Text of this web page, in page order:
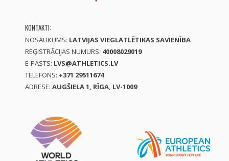
KONTAKTI:
NOSAUKUMS: LATVIJAS VIEGLATLĒTIKAS SAVIENĪBA
REĢISTRĀCIJAS NUMURS: 40008029019
E-PASTS: LVS@ATHLETICS.LV
TELEFONS: +371 29511674
ADRESE: AUGŠIELA 1, RĪGA, LV-1009